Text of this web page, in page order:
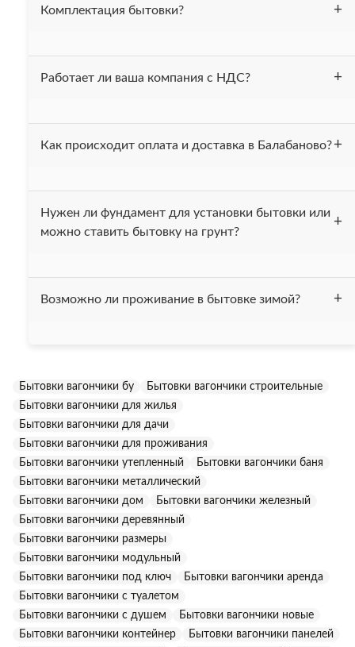
Комплектация бытовки?
периметр (пол, потолок, стены). На полу постелен
Работает ли ваша компания с НДС?
Как происходит оплата и доставка в Балабаново?
высылаем вам договор. После того как деньги поступают
на наш счёт в течении одного дня привозим бытовку вам
Нужен ли фундамент для установки бытовки или
можно ставить бытовку на грунт?
или на бетонные блоки. Также можно установить бытовку
Возможно ли проживание в бытовке зимой?
Бытовки без труда выдерживают температуру до -15 С,
однако при необходимости могут быть дополнительно
утеплены.
Бытовки вагончики бу
Бытовки вагончики строительные
Бытовки вагончики для жилья
Бытовки вагончики для дачи
Бытовки вагончики для проживания
Бытовки вагончики утепленный
Бытовки вагончики баня
Бытовки вагончики металлический
Бытовки вагончики дом
Бытовки вагончики железный
Бытовки вагончики деревянный
Бытовки вагончики размеры
Бытовки вагончики модульный
Бытовки вагончики под ключ
Бытовки вагончики аренда
Бытовки вагончики с туалетом
Бытовки вагончики с душем
Бытовки вагончики новые
Бытовки вагончики контейнер
Бытовки вагончики панелей